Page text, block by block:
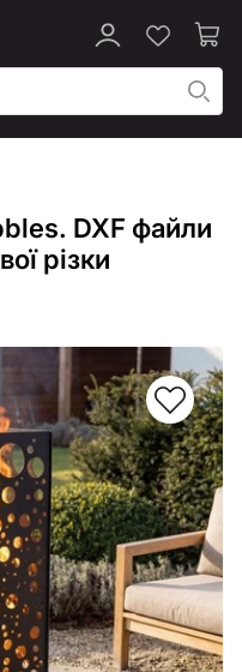
DXF файли
різки